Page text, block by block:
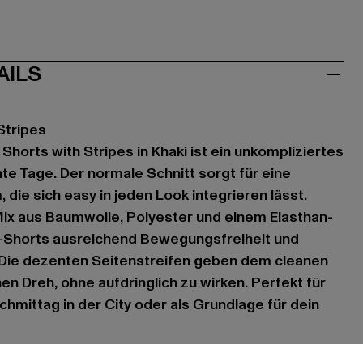
with Stripes in Khaki ist ein unkompliziertes
Tage. Der normale Schnitt sorgt für eine
die sich easy in jeden Look integrieren lässt.
aus Baumwolle, Polyester und einem Elasthan-
ausreichend Bewegungsfreiheit und
dezenten Seitenstreifen geben dem cleanen
Dreh, ohne aufdringlich zu wirken. Perfekt für
in der City oder als Grundlage für dein